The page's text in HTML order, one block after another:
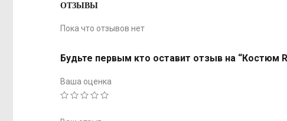
ОТЗЫВЫ
Пока что отзывов нет
Будьте первым кто оставит отзыв на “Костюм
Ваша оценка